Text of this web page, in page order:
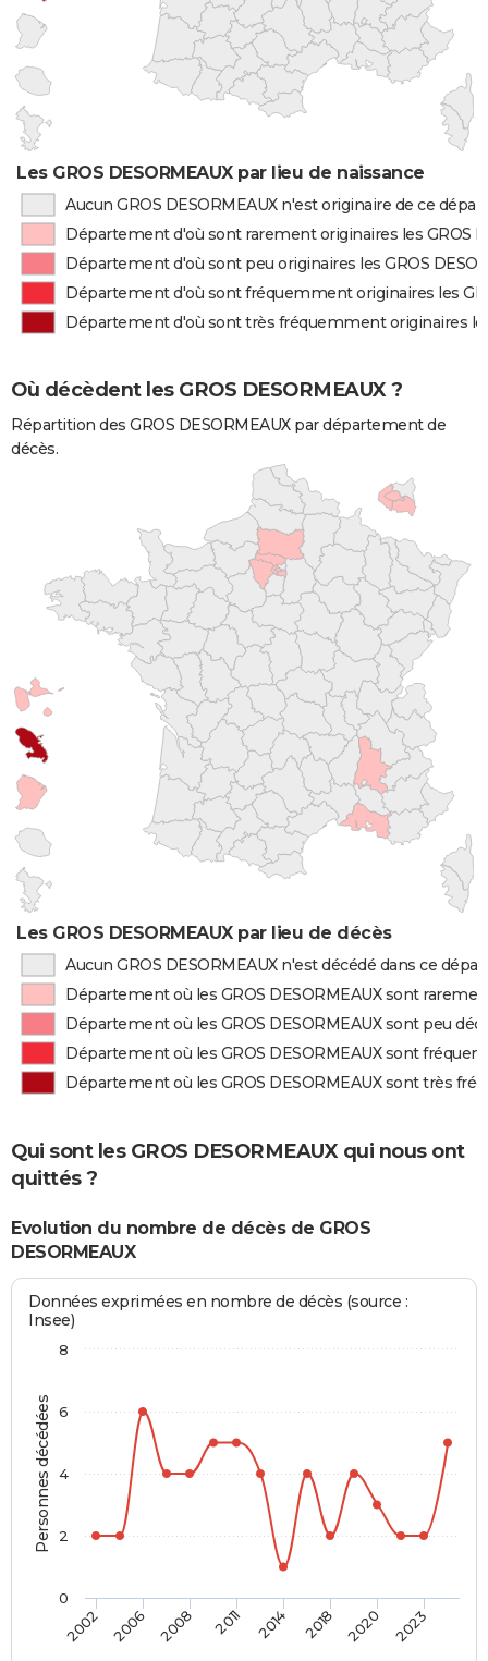
Les GROS DESORMEAUX par lieu de naissance
Aucun GROS DESORMEAUX n'est originaire de ce
Département d'où sont rarement originaires les GROS
Département d'où sont peu originaires les GROS
Département d'où sont fréquemment originaires les
Département d'où sont très fréquemment originaires les
Où décèdent les GROS DESORMEAUX ?
Répartition des GROS DESORMEAUX par département de
décès.
Les GROS DESORMEAUX par lieu de décès
Aucun GROS DESORMEAUX n'est décédé dans ce
Département où les GROS DESORMEAUX sont
Département où les GROS DESORMEAUX sont peu
Département où les GROS DESORMEAUX sont
Département où les GROS DESORMEAUX sont très
Qui sont les GROS DESORMEAUX qui nous ont
quittés ?
Evolution du nombre de décès de GROS
DESORMEAUX
Personnes décédées
Données exprimées en nombre de décès (source :
Insee)
2002 2006 2008 2011 2014 2018 2020 2023
0
2
4
6
8